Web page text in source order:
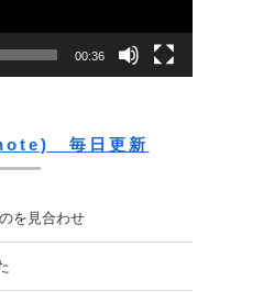
00:36
毎日更新
を見合わせ